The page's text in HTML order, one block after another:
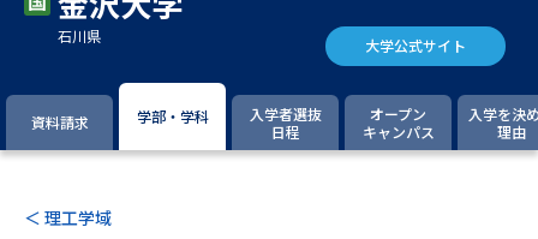
大学・短大以外の資料から請求
大学院の資料請求
留学・進学関連、塾・予備校
大学入学共通テスト「受験案
内」の請求
配慮案内」の請求
石川県 大学公式サイト
資料請求 学部・学科
入学者選抜
日程
オープン
キャンパス
入学を決
理由
＜ 理工学域